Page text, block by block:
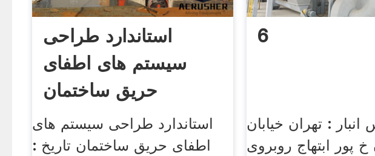
استاندارد طراحی
سیستم های اطفای
حریق ساختمان
استاندارد طراحی سیستم های
اطفای حریق ساختمان تاریخ :
6
انبار : تهران خیابان
خ پور ابتهاج روبروی